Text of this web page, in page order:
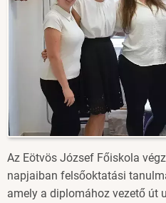
Az Eötvös József Főiskola
napjaiban felsőoktatási
amely a diplomához vezető út